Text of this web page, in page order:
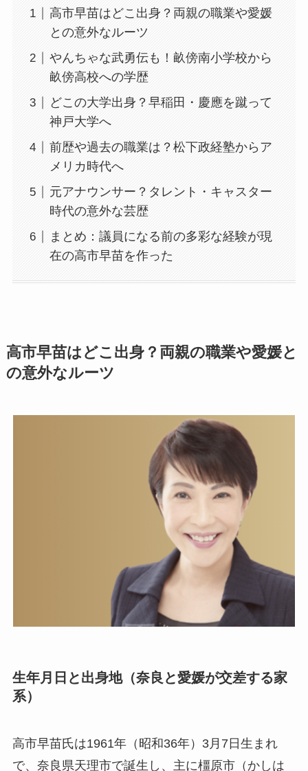
高市早苗はどこ出身？両親の職業や愛媛
との意外なルーツ
やんちゃな武勇伝も！畝傍南小学校から
畝傍高校への学歴
どこの大学出身？早稲田・慶應を蹴って
神戸大学へ
前歴や過去の職業は？松下政経塾からア
メリカ時代へ
元アナウンサー？タレント・キャスター
時代の意外な芸歴
まとめ：議員になる前の多彩な経験が現
在の高市早苗を作った
高市早苗はどこ出身？両親の職業や愛媛と
の意外なルーツ
生年月日と出身地（奈良と愛媛が交差する家
系）
高市早苗氏は1961年（昭和36年）3月7日生まれ
で、奈良県天理市で誕生し、主に橿原市（かしは